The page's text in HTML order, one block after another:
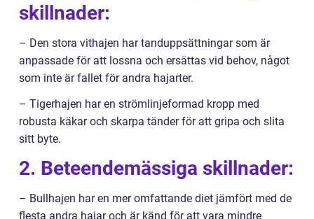
skillnader:
– Den stora vithajen har tanduppsättningar som är
anpassade för att lossna och ersättas vid behov, något
som inte är fallet för andra hajarter.
– Tigerhajen har en strömlinjeformad kropp med
robusta käkar och skarpa tänder för att gripa och slita
sitt byte.
2. Beteendemässiga skillnader:
– Bullhajen har en mer omfattande diet jämfört med de
flesta andra hajar och är känd för att vara mindre